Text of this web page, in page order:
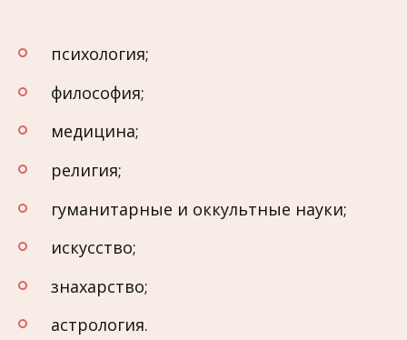
психология;
философия;
медицина;
религия;
гуманитарные и оккультные науки;
искусство;
знахарство;
астрология.